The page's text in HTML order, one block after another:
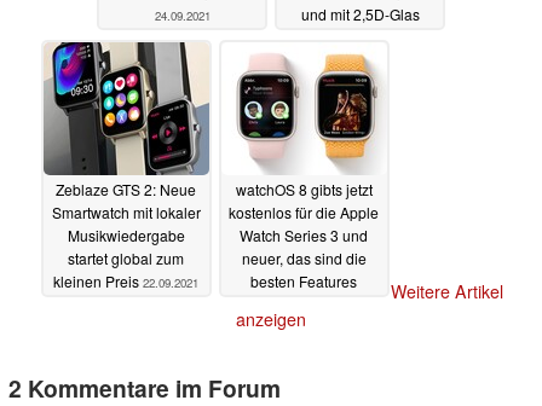
24.09.2021
und mit 2,5D-Glas
Zeblaze GTS 2: Neue
Smartwatch mit lokaler
Musikwiedergabe
startet global zum
kleinen Preis 22.09.2021
watchOS 8 gibts jetzt
kostenlos für die Apple
Watch Series 3 und
neuer, das sind die
besten Features
Weitere Artikel
anzeigen
2 Kommentare im Forum